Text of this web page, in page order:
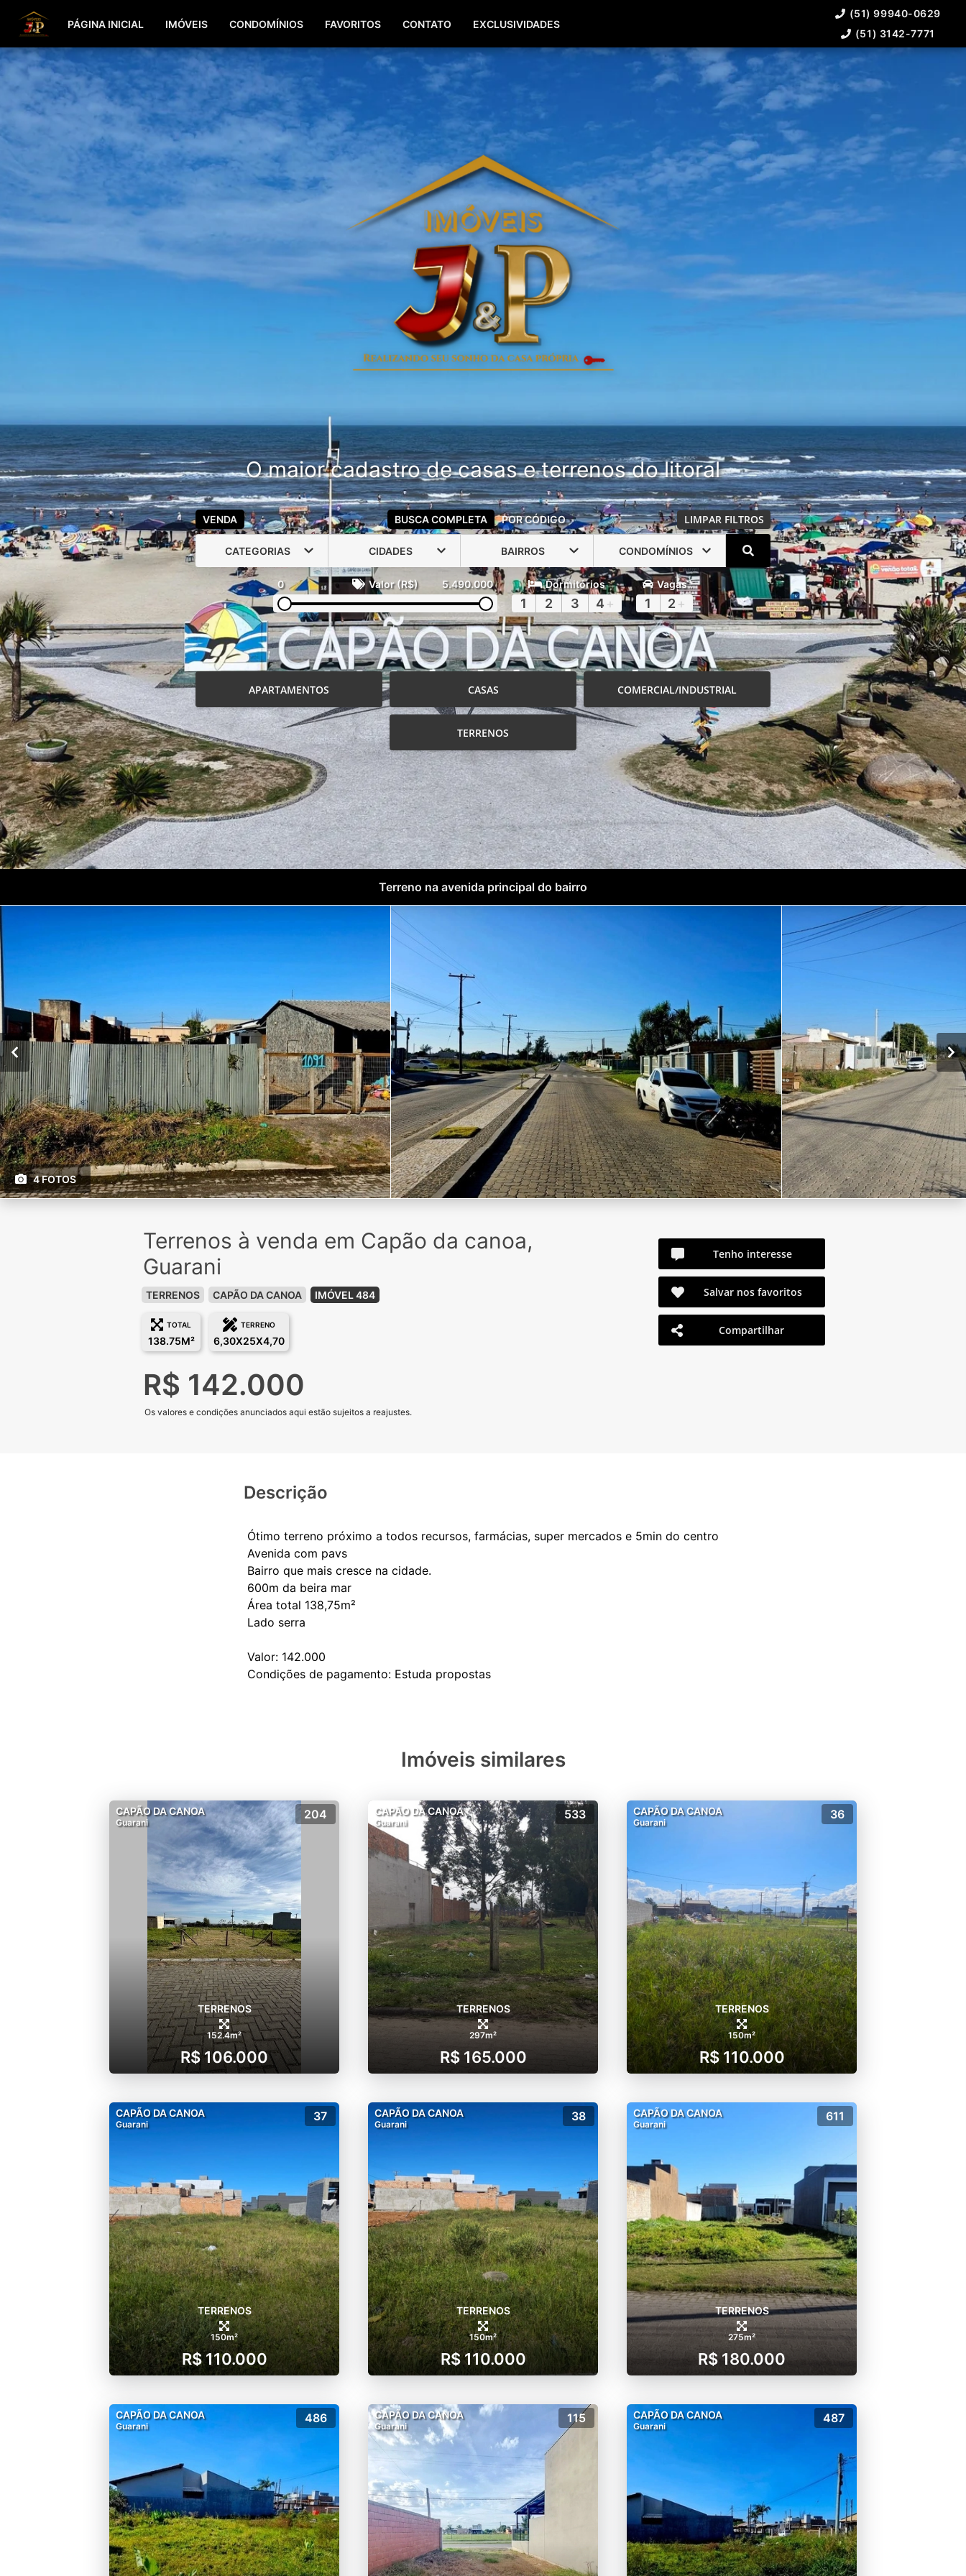
(51) 99940-0629 (51) 3142-7771
PÁGINA INICIAL IMÓVEIS CONDOMÍNIOS FAVORITOS CONTATO EXCLUSIVIDADES
(51) 99940-0629
(51) 3142-7771
O maior cadastro de casas e terrenos do litoral
VENDA BUSCA COMPLETA POR CÓDIGO LIMPAR FILTROS
CATEGORIAS CIDADES BAIRROS CONDOMÍNIOS
0 Valor (R$) 5.490.000 Dormitórios
1 2 3 4 +
Vagas
1 2 +
APARTAMENTOS CASAS COMERCIAL/INDUSTRIAL
TERRENOS
Terreno na avenida principal do bairro
4 FOTOS
Terrenos à venda em Capão da canoa,
Guarani
TERRENOS CAPÃO DA CANOA IMÓVEL 484
TOTAL
138.75M²
TERRENO
6,30X25X4,70
R$ 142.000
Os valores e condições anunciados aqui estão sujeitos a reajustes.
Tenho interesse
Salvar nos favoritos
Compartilhar
Descrição
Ótimo terreno próximo a todos recursos, farmácias, super mercados e 5min do centro
Avenida com pavs
Bairro que mais cresce na cidade.
600m da beira mar
Área total 138,75m²
Lado serra
Valor: 142.000
Imóveis similares
CAPÃO DA CANOA
Guarani
204
TERRENOS
152.4m²
R$ 106.000
CAPÃO DA CANOA
Guarani
533
TERRENOS
297m²
R$ 165.000
CAPÃO DA CANOA
Guarani
36
TERRENOS
150m²
R$ 110.000
CAPÃO DA CANOA
Guarani
37
TERRENOS
150m²
R$ 110.000
CAPÃO DA CANOA
Guarani
38
TERRENOS
150m²
R$ 110.000
CAPÃO DA CANOA
Guarani
611
TERRENOS
275m²
R$ 180.000
CAPÃO DA CANOA
Guarani
486 CAPÃO DA CANOA
Guarani
115 CAPÃO DA CANOA
Guarani
487